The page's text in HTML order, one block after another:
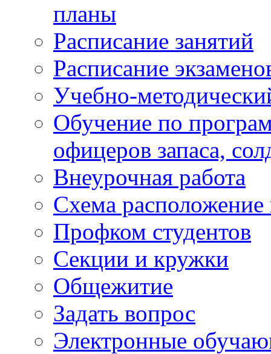
планы
Расписание занятий
Расписание
Учебно-
Обучение по
офицеров запаса,
Внеурочная работа
Схема расположение
Профком студентов
Секции и кружки
Общежитие
Задать вопрос
Электронные